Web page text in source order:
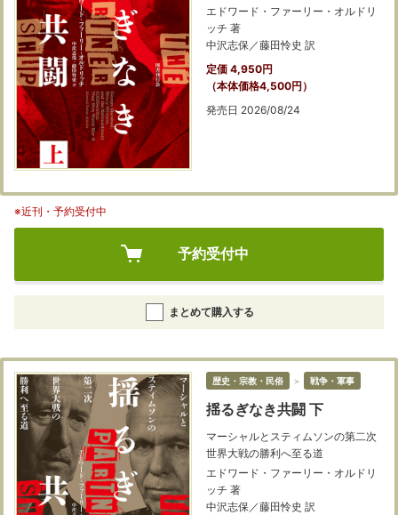
エドワード・ファーリー・オルドリ
ッチ 著
中沢志保／藤田怜史 訳
定価 4,950円
（本体価格4,500円）
発売日 2026/08/24
※近刊・予約受付中
予約受付中
まとめて購入する
歴史・宗教・民俗 ＞ 戦争・軍事
揺るぎなき共闘 下
マーシャルとスティムソンの第二次
世界大戦の勝利へ至る道
エドワード・ファーリー・オルドリ
ッチ 著
中沢志保／藤田怜史 訳